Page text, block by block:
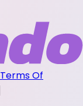
Terms Of